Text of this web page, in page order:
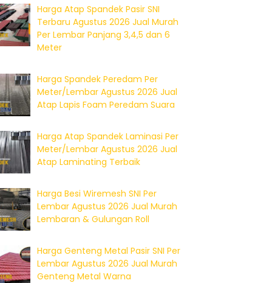
Harga Atap Spandek Pasir SNI
Terbaru Agustus 2026 Jual Murah
Per Lembar Panjang 3,4,5 dan 6
Meter
Harga Spandek Peredam Per
Meter/Lembar Agustus 2026 Jual
Atap Lapis Foam Peredam Suara
Harga Atap Spandek Laminasi Per
Meter/Lembar Agustus 2026 Jual
Atap Laminating Terbaik
Harga Besi Wiremesh SNI Per
Lembar Agustus 2026 Jual Murah
Lembaran & Gulungan Roll
Harga Genteng Metal Pasir SNI Per
Lembar Agustus 2026 Jual Murah
Genteng Metal Warna